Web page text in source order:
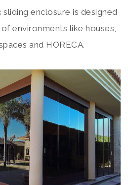
sliding enclosure is designed
environments like houses,
and HORECA.